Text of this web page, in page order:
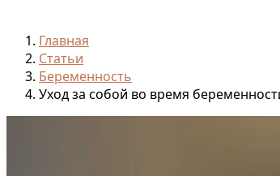
Главная
Статьи
Беременность
Уход за собой во время